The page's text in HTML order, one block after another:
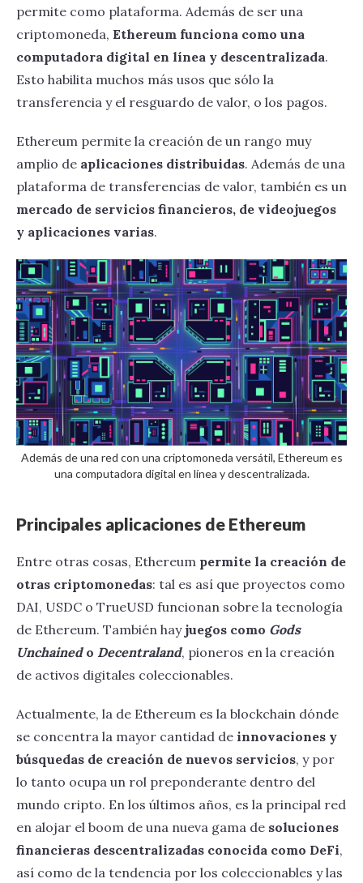
Protocolo ERC-20 y nuevos tokens
Protocolo ERC-721 y videojuegos
Descentralización del valor
Tokenización de la economía
Proyectos basados en Ethereum
permite como plataforma. Además de ser una
criptomoneda, Ethereum funciona como una
computadora digital en línea y descentralizada.
Esto habilita muchos más usos que sólo la
transferencia y el resguardo de valor, o los pagos.
Ethereum permite la creación de un rango muy
amplio de aplicaciones distribuidas. Además de una
plataforma de transferencias de valor, también es un
mercado de servicios financieros, de videojuegos
y aplicaciones varias.
Además de una red con una criptomoneda versátil, Ethereum es
una computadora digital en línea y descentralizada.
Principales aplicaciones de Ethereum
Entre otras cosas, Ethereum permite la creación de
otras criptomonedas: tal es así que proyectos como
DAI, USDC o TrueUSD funcionan sobre la tecnología
de Ethereum. También hayjuegos como Gods
Unchainedo Decentraland, pioneros en la creación
de activos digitales coleccionables.
Actualmente, la de Ethereum es la blockchain dónde
se concentra la mayor cantidad de innovaciones y
búsquedas de creación de nuevos servicios, y por
lo tanto ocupa un rol preponderante dentro del
mundo cripto. En los últimos años, es la principal red
en alojar el boom de una nueva gama de soluciones
financieras descentralizadas conocida como DeFi,
así como de la tendencia por los coleccionables y las